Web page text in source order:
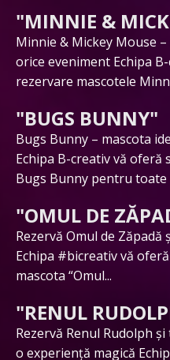
"MINNIE &
Minnie & Mickey Mouse
orice eveniment Echipa
rezervare mascotele
"BUGS BUNNY"
Bugs Bunny – mascota
Echipa B-creativ vă oferă
Bugs Bunny pentru toate
"OMUL DE
Rezervă Omul de
Echipa #bicreativ vă
mascota “Omul...
"RENUL
Rezervă Renul Rudolph
o experiență magică